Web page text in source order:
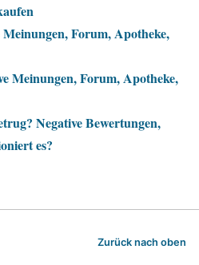
Forum, Apotheke,
Meinungen, Forum, Apotheke,
Negative Bewertungen,
es?
Zurück nach oben